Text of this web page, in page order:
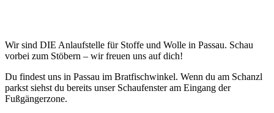
Wir sind DIE Anlaufstelle für Stoffe und Wolle in Passau. Schau
vorbei zum Stöbern – wir freuen uns auf dich!
Du findest uns in Passau im Bratfischwinkel. Wenn du am Schanzl
parkst siehst du bereits unser Schaufenster am Eingang der
Fußgängerzone.